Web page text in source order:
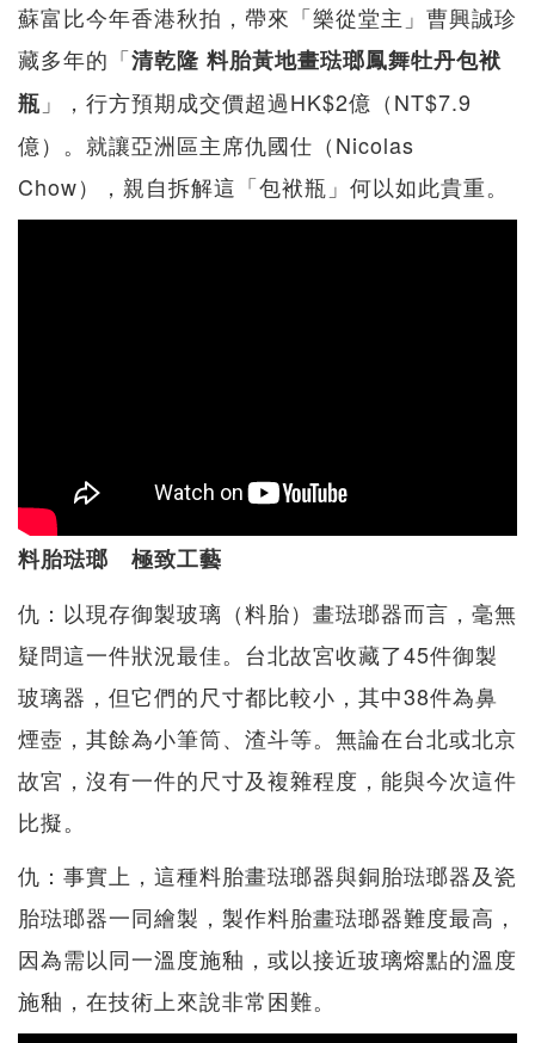
蘇富比今年香港秋拍，帶來「樂從堂主」曹興誠珍
藏多年的「清乾隆 料胎黃地畫琺瑯鳳舞牡丹包袱
瓶 」，行方預期成交價超過HK$2億（NT$7.9
億）。就讓亞洲區主席仇國仕（Nicolas
Chow），親自拆解這「包袱瓶」何以如此貴重。
料胎琺瑯 極致工藝
仇：以現存御製玻璃（料胎）畫琺瑯器而言，毫無
疑問這一件狀況最佳。台北故宮收藏了45件御製
玻璃器，但它們的尺寸都比較小，其中38件為鼻
煙壺，其餘為小筆筒、渣斗等。無論在台北或北京
故宮，沒有一件的尺寸及複雜程度，能與今次這件
比擬。
仇：事實上，這種料胎畫琺瑯器與銅胎琺瑯器及瓷
胎琺瑯器一同繪製，製作料胎畫琺瑯器難度最高，
因為需以同一溫度施釉，或以接近玻璃熔點的溫度
施釉，在技術上來說非常困難。